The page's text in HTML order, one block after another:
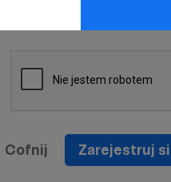
informacji handlowych -
Cofnij Zarejestruj